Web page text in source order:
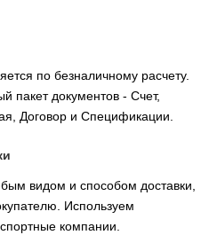
по безналичному расчету.
пакет документов - Счет,
Договор и Спецификации.
видом и способом доставки,
Используем
компании.